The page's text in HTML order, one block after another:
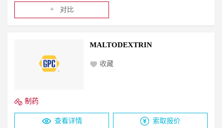
+ 对比
MALTODEXTRIN
收藏
制药
查看详情 索取报价